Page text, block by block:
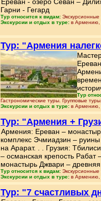
Гарни - Гегард
Тур относится к видам: Экскурсионные
Экскурсии и отдых в туре: в Армению,
Тур: "Армения
Тур
Гастрономические туры. Групповые
Экскурсии и отдых в туре: в Армению,
Тур: "Армения +
Армения: Ереван –
комплекс Эчмиадзин –
на Арарат. . . Грузия:
– османская крепость
монастырь Джвари –
Тур относится к видам: Экскурсионные
Экскурсии и отдых в туре: в Армению,
Тур: "7 счастливых